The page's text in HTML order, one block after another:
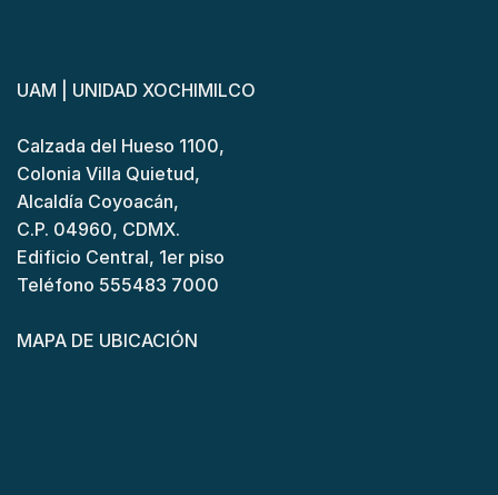
UAM | UNIDAD XOCHIMILCO
Calzada del Hueso 1100,
Colonia Villa Quietud,
Alcaldía Coyoacán,
C.P. 04960, CDMX.
Edificio Central, 1er piso
Teléfono 555483 7000
MAPA DE UBICACIÓN